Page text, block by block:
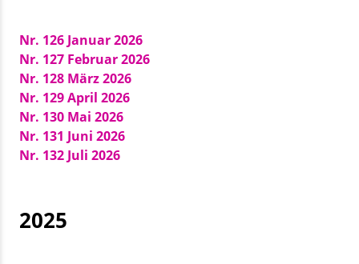
Nr. 126 Januar 2026
Nr. 127 Februar 2026
Nr. 128 März 2026
Nr. 129 April 2026
Nr. 130 Mai 2026
Nr. 131 Juni 2026
Nr. 132 Juli 2026
2025